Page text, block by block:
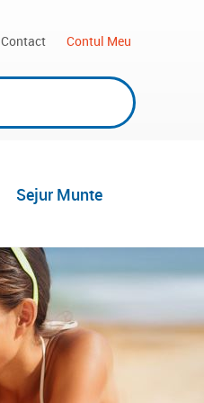
Contact Contul Meu
Sejur Munte